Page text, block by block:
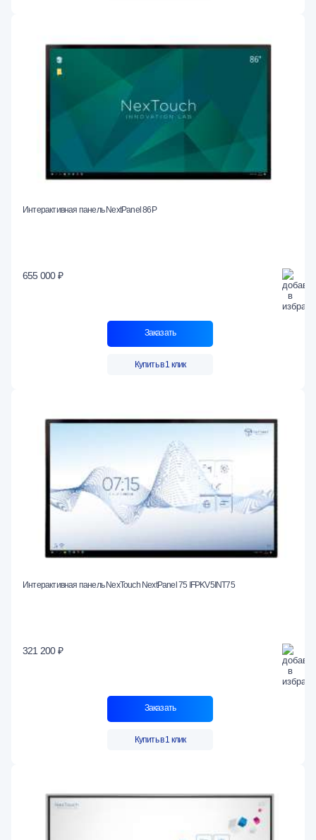
Интерактивная панель NextPanel 86P
655 000 ₽
Заказать
Купить в 1 клик
Интерактивная панель NexTouch NextPanel 75 IFPKV5INT75
321 200 ₽
Заказать
Купить в 1 клик